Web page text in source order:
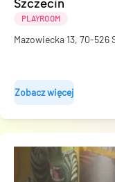
Szczecin
PLAYROOM
Mazowiecka 13, 70-526
Zobacz więcej